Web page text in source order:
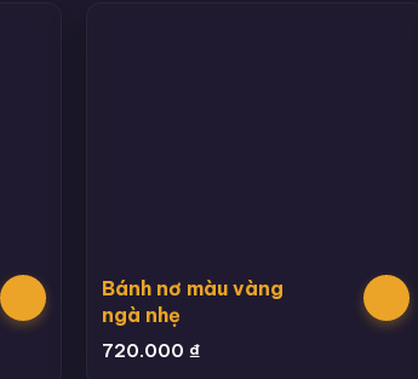
Bánh nơ màu vàng
ngà nhẹ
720.000 ₫